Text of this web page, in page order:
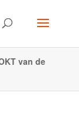
van de